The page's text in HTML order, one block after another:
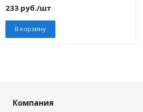
233 руб./шт
В корзину
Компания